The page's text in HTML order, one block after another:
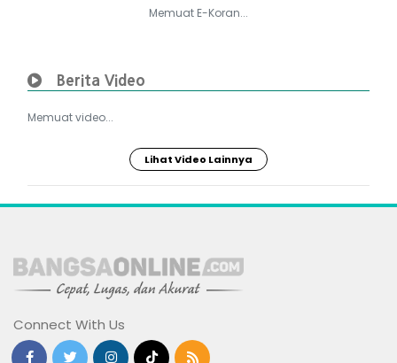
Memuat E-Koran...
Berita Video
Memuat video...
Lihat Video Lainnya
Connect With Us